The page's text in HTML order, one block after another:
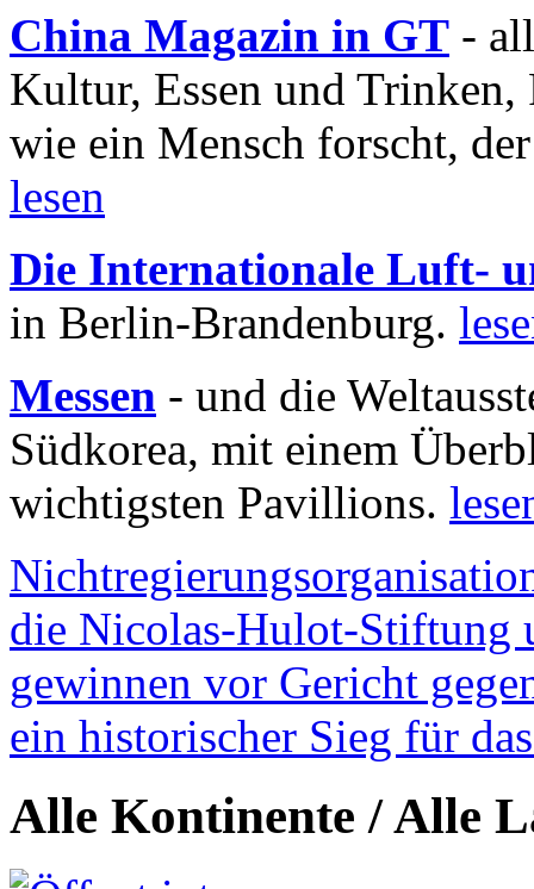
China Magazin in GT -
Kultur, Essen und
wie ein Mensch forscht,
lesen
Die Internationale Luft-
in Berlin-Brandenburg.
Messen - und die
Südkorea, mit einem
wichtigsten Pavillions.
die Nicolas-Hulot-Stiftung
gewinnen vor Gericht
ein historischer Sieg für
Alle Kontinente / Alle